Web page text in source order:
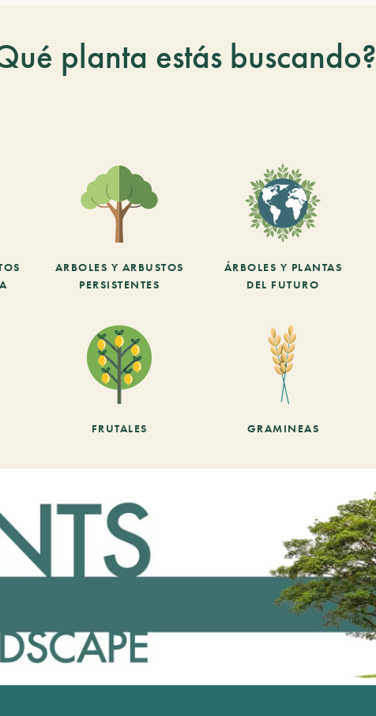
planta estás buscando?
ARBOLES Y ARBUSTOS
PERSISTENTES
ÁRBOLES Y PLANTAS
DEL FUTURO
FRUTALES GRAMINEAS